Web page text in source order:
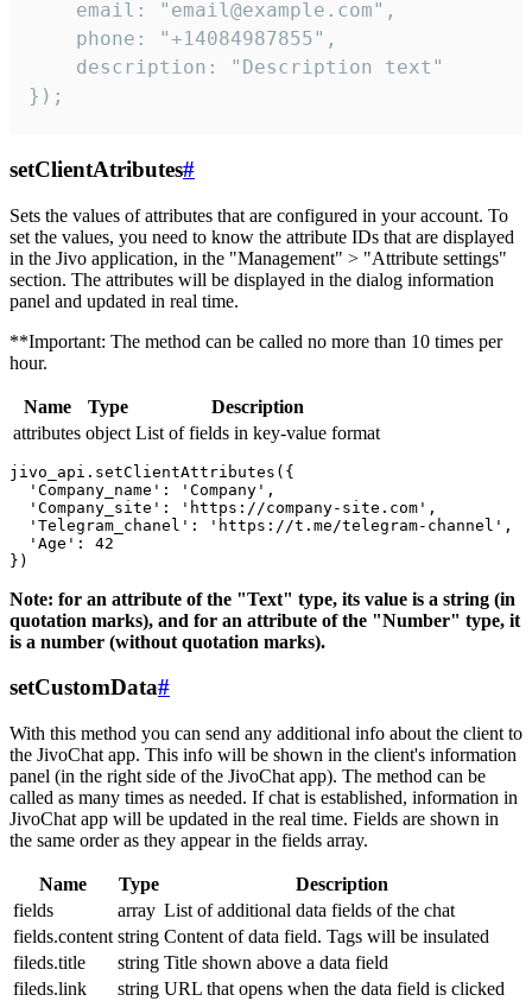
    email: "email@example.com",
    phone: "+14084987855",
    description: "Description text"
});
setClientAtributes#
Sets the values ​​of attributes that are configured in your account. To
set the values, you need to know the attribute IDs that are displayed
in the Jivo application, in the "Management" > "Attribute settings"
section. The attributes will be displayed in the dialog information
panel and updated in real time.
**Important: The method can be called no more than 10 times per
hour.
Name Type
Description
attributes object List of fields in key-value format
jivo_api.setClientAttributes({
  'Company_name': 'Company',
  'Company_site': 'https://company-site.com',
  'Telegram_chanel': 'https://t.me/telegram-channel',
  'Age': 42
Note: for an attribute of the "Text" type, its value is a string (in
quotation marks), and for an attribute of the "Number" type, it
is a number (without quotation marks).
setCustomData#
With this method you can send any additional info about the client to
the JivoChat app. This info will be shown in the client's information
panel (in the right side of the JivoChat app). The method can be
called as many times as needed. If chat is established, information in
JivoChat app will be updated in the real time. Fields are shown in
the same order as they appear in the fields array.
Name Type
Description
fields
array List of additional data fields of the chat
fields.content string Content of data field. Tags will be insulated
fileds.title
string Title shown above a data field
fileds.link
string URL that opens when the data field is clicked